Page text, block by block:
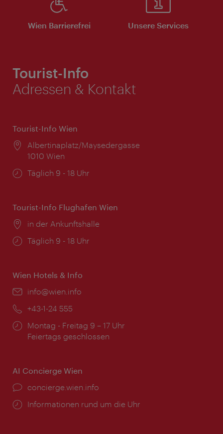
Wien Barrierefrei Unsere Services
Tourist-Info
Adressen & Kontakt
Tourist-Info Wien
Ort:
Albertinaplatz/Maysedergasse
1010 Wien
Öffnungszeiten:
Täglich 9 - 18 Uhr
Tourist-Info Flughafen Wien
Ort:
in der Ankunftshalle
Öffnungszeiten:
Täglich 9 - 18 Uhr
Wien Hotels & Info
Email:
info@wien.info
Telefon:
+43-1-24 555
Öffnungszeiten:
Montag - Freitag 9 – 17 Uhr
Feiertags geschlossen
AI Concierge Wien
Ort:
concierge.wien.info
Öffnungszeiten:
Informationen rund um die Uhr